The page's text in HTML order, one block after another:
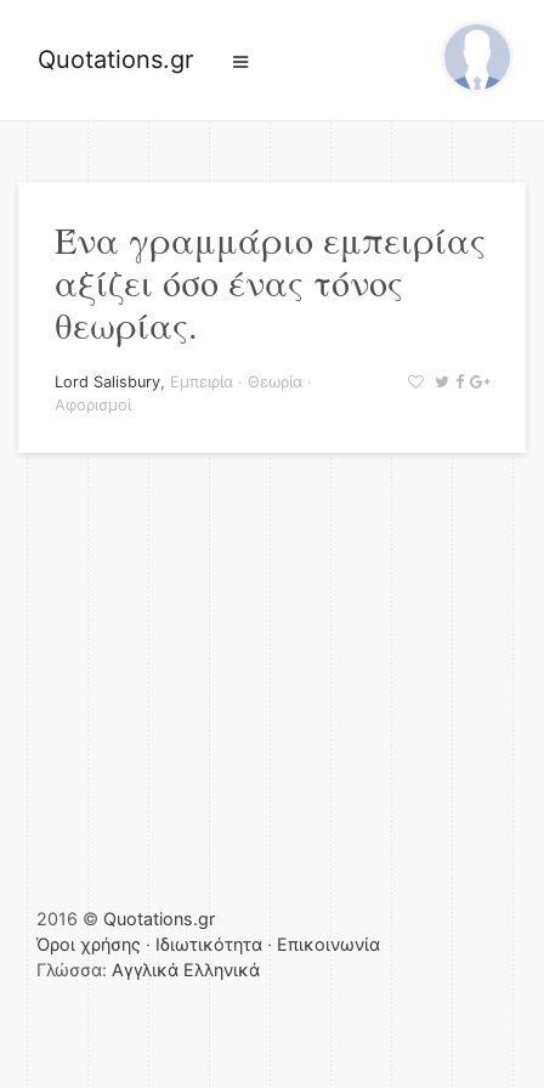
Quotations.gr
Ένα γραμμάριο εμπειρίας
αξίζει όσο ένας τόνος
θεωρίας.
Lord Salisbury, Εμπειρία · Θεωρία ·
Αφορισμοί
2016 © Quotations.gr
Όροι χρήσης · Ιδιωτικότητα · Επικοινωνία
Γλώσσα: Αγγλικά Ελληνικά